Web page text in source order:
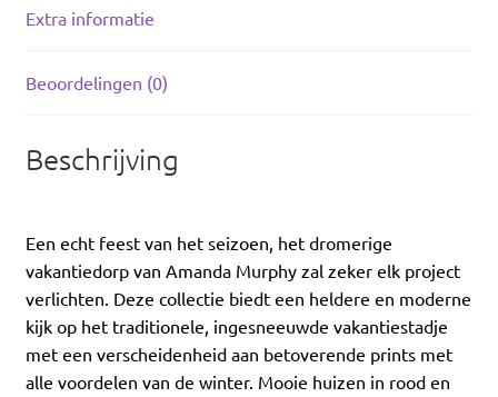
Extra informatie
Beoordelingen (0)
Beschrijving
Een echt feest van het seizoen, het dromerige
vakantiedorp van Amanda Murphy zal zeker elk project
verlichten. Deze collectie biedt een heldere en moderne
kijk op het traditionele, ingesneeuwde vakantiestadje
met een verscheidenheid aan betoverende prints met
alle voordelen van de winter. Mooie huizen in rood en